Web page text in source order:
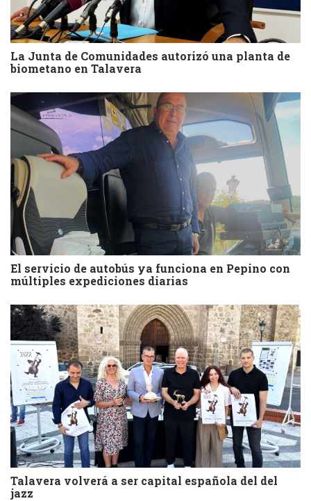
La Junta de Comunidades autorizó una planta de
biometano en Talavera
El servicio de autobús ya funciona en Pepino con
múltiples expediciones diarias
Talavera volverá a ser capital española del del
jazz